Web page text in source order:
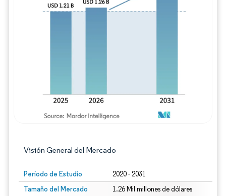
Visión General del Mercado
Período de Estudio 2020 - 2031
Tamaño del Mercado
1.26 Mil millones de dólares